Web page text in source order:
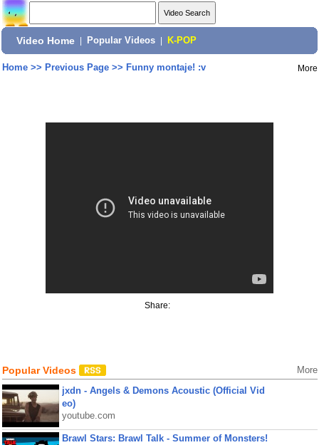
Video Home Popular Videos K-POP
Home>> Previous Page>> Funny montaje! :v More
Share:
Popular Videos More
jxdn - Angels & Demons Acoustic (Official Vid
eo)
youtube.com
Brawl Stars: Brawl Talk - Summer of Monsters!